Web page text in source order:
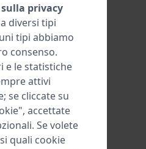
privacy
diversi tipi
tipi abbiamo
consenso.
e le statistiche
attivi
se cliccate su
accettate
Se volete
quali cookie